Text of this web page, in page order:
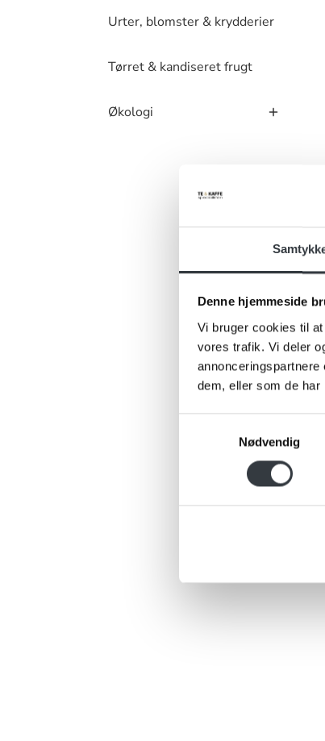
Denne hjemmeside
Vi bruger cookies til
vores trafik. Vi deler
dem, eller som de har
Nødvendig
Urter, blomster & krydderier
Tørret & kandiseret frugt
Økologi